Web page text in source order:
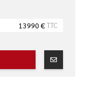
13990 €TTC